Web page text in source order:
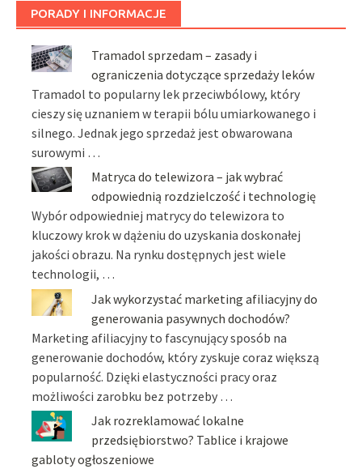
PORADY I INFORMACJE
Tramadol sprzedam – zasady i
ograniczenia dotyczące sprzedaży leków
Tramadol to popularny lek przeciwbólowy, który
cieszy się uznaniem w terapii bólu umiarkowanego i
silnego. Jednak jego sprzedaż jest obwarowana
surowymi …
Matryca do telewizora – jak wybrać
odpowiednią rozdzielczość i technologię
Wybór odpowiedniej matrycy do telewizora to
kluczowy krok w dążeniu do uzyskania doskonałej
jakości obrazu. Na rynku dostępnych jest wiele
technologii, …
Jak wykorzystać marketing afiliacyjny do
generowania pasywnych dochodów?
Marketing afiliacyjny to fascynujący sposób na
generowanie dochodów, który zyskuje coraz większą
popularność. Dzięki elastyczności pracy oraz
możliwości zarobku bez potrzeby …
Jak rozreklamować lokalne
przedsiębiorstwo? Tablice i krajowe
gabloty ogłoszeniowe